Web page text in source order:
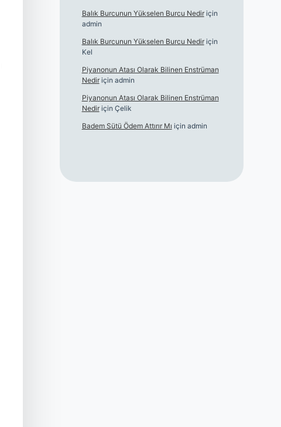
Balık Burcunun Yükselen Burcu Nediriçin
admin
Balık Burcunun Yükselen Burcu Nediriçin
Kel
Piyanonun Atası Olarak Bilinen Enstrüman
Nediriçin admin
Piyanonun Atası Olarak Bilinen Enstrüman
Nediriçin Çelik
Badem Sütü Ödem Attırır Mı için admin